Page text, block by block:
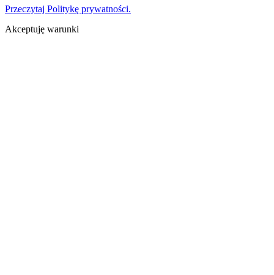
Przeczytaj Politykę prywatności.
Akceptuję warunki